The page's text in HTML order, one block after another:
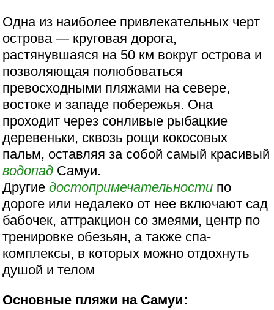
Одна из наиболее привлекательных черт
острова — круговая дорога,
растянувшаяся на 50 км вокруг острова и
позволяющая полюбоваться
превосходными пляжами на севере,
востоке и западе побережья. Она
проходит через сонливые рыбацкие
деревеньки, сквозь рощи кокосовых
пальм, оставляя за собой самый красивый
водопад Самуи.
Другиедостопримечательности по
дороге или недалеко от нее включают сад
бабочек, аттракцион со змеями, центр по
тренировке обезьян, а также спа-
комплексы, в которых можно отдохнуть
душой и телом
Основные пляжи на Самуи: